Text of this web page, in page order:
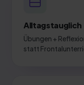
Alltagstauglich
Übungen +
statt